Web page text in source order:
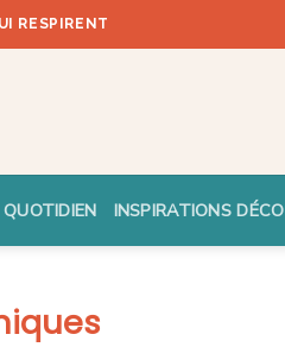
RESPIRENT
INSPIRATIONS DÉCO